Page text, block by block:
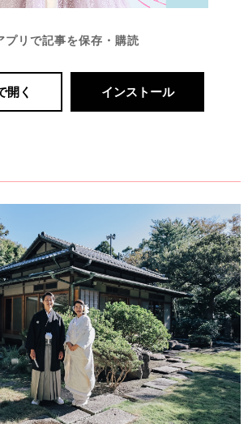
プリで記事を保存・購読
開く インストール